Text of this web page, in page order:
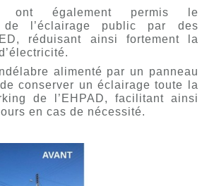
ont également permis le
de l’éclairage public par des
réduisant ainsi fortement la
alimenté par un panneau
conserver un éclairage toute la
de l’EHPAD, facilitant ainsi
en cas de nécessité.